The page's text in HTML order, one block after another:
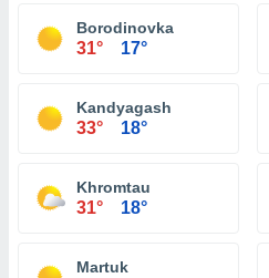
Borodinovka
31° 17°
Kandyagash
33° 18°
Khromtau
31° 18°
Martuk